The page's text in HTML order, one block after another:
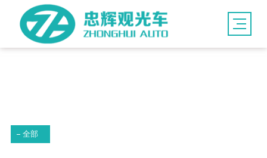
全部